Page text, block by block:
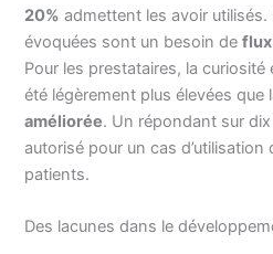
20% admettent les avoir
évoquées sont un besoin de
Pour les prestataires, la curiosité
été légèrement plus élevées que
améliorée. Un répondant sur
autorisé pour un cas
patients.
Des lacunes dans le